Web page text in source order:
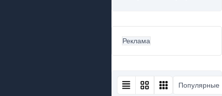
Реклама
Популярные